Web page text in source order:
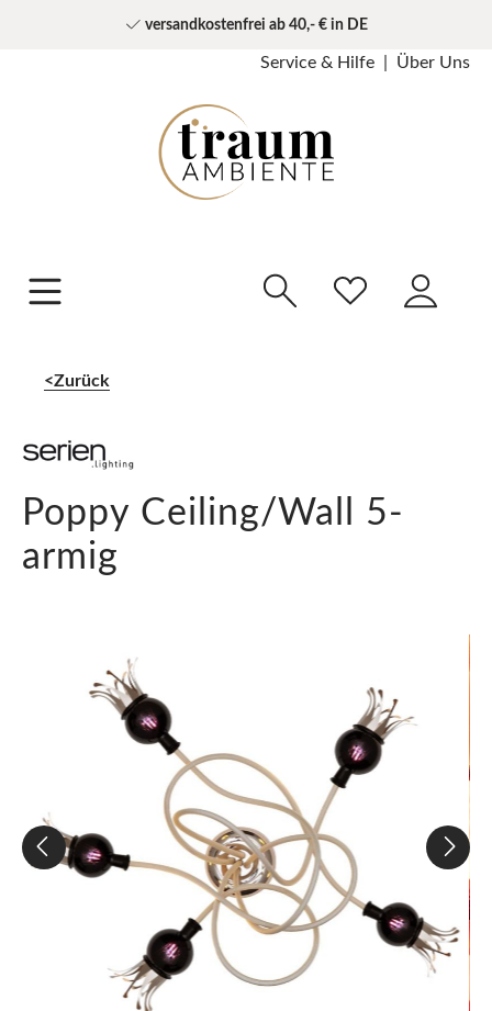
versandkostenfrei ab 40,- € in DE
Service & Hilfe Über Uns
Zurück
Poppy Ceiling/Wall 5-
armig